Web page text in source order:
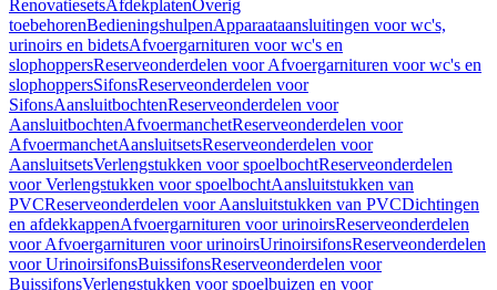
RenovatiesetsAfdekplatenOverig
toebehorenBedieningshulpenApparaataansluitingen voor wc's,
urinoirs en bidetsAfvoergarnituren voor wc's en
slophoppersReserveonderdelen voor Afvoergarnituren voor wc's en
slophoppersSifonsReserveonderdelen voor
SifonsAansluitbochtenReserveonderdelen voor
AansluitbochtenAfvoermanchetReserveonderdelen voor
AfvoermanchetAansluitsetsReserveonderdelen voor
AansluitsetsVerlengstukken voor spoelbochtReserveonderdelen
voor Verlengstukken voor spoelbochtAansluitstukken van
PVCReserveonderdelen voor Aansluitstukken van PVCDichtingen
en afdekkappenAfvoergarnituren voor urinoirsReserveonderdelen
voor Afvoergarnituren voor urinoirsUrinoirsifonsReserveonderdelen
voor UrinoirsifonsBuissifonsReserveonderdelen voor
BuissifonsVerlengstukken voor spoelbuizen en voor